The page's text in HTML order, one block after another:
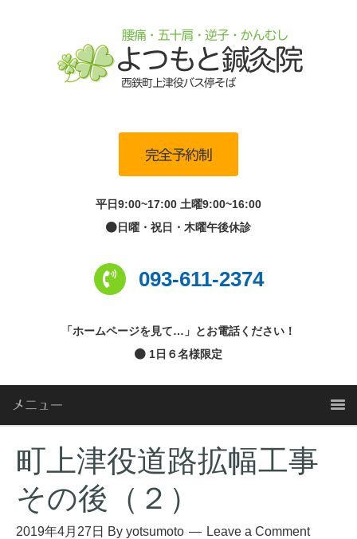
平日9:00~17:00 土曜9:00~16:00
日曜・祝日・木曜午後休診
093-611-2374
「ホームページを見て…」とお電話ください！
1日６名様限定
メニュー
町上津役道路拡幅工事
その後（２）
2019年4月27日 By yotsumoto Leave a Comment